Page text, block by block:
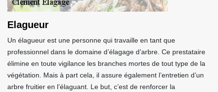
Elagueur
Un élagueur est une personne qui travaille en tant que
professionnel dans le domaine d’élagage d’arbre. Ce prestataire
élimine en toute vigilance les branches mortes de tout type de la
végétation. Mais à part cela, il assure également l’entretien d’un
arbre fruitier en l’élaguant. Le but, c’est de renforcer la